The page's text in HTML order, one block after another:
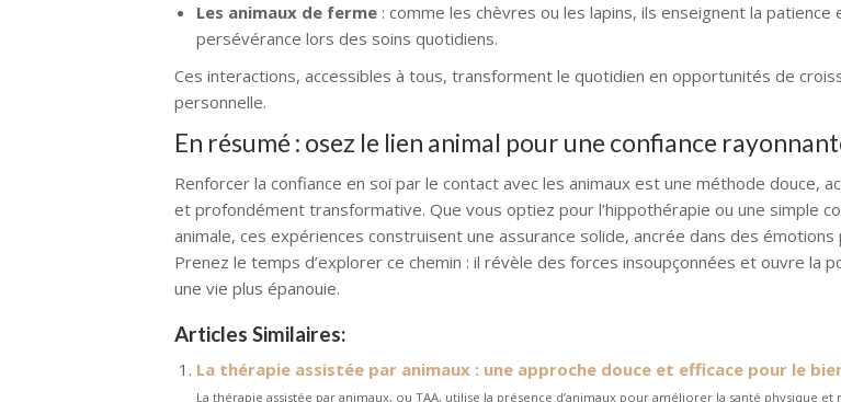
Les animaux de ferme : comme les chèvres ou les lapins, ils enseignent la patience
persévérance lors des soins quotidiens.
Ces interactions, accessibles à tous, transforment le quotidien en opportunités de
personnelle.
En résumé : osez le lien animal pour une confiance
Renforcer la confiance en soi par le contact avec les animaux est une méthode douce,
et profondément transformative. Que vous optiez pour l’hippothérapie ou une simple
animale, ces expériences construisent une assurance solide, ancrée dans des émotions
Prenez le temps d’explorer ce chemin : il révèle des forces insoupçonnées et ouvre la
une vie plus épanouie.
Articles Similaires:
La thérapie assistée par animaux : une approche douce et efficace pour le
La thérapie assistée par animaux, ou TAA, utilise la présence d’animaux pour améliorer la santé physique et